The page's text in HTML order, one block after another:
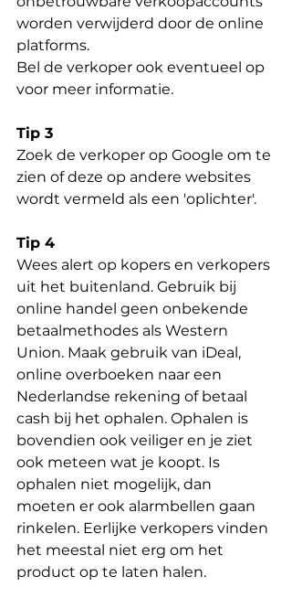
worden verwijderd door de online
platforms.
Bel de verkoper ook eventueel op
voor meer informatie.
Tip 3
Zoek de verkoper op Google om te
zien of deze op andere websites
wordt vermeld als een 'oplichter'.
Tip 4
Wees alert op kopers en verkopers
uit het buitenland. Gebruik bij
online handel geen onbekende
betaalmethodes als Western
Union. Maak gebruik van iDeal,
online overboeken naar een
Nederlandse rekening of betaal
cash bij het ophalen. Ophalen is
bovendien ook veiliger en je ziet
ook meteen wat je koopt. Is
ophalen niet mogelijk, dan
moeten er ook alarmbellen gaan
rinkelen. Eerlijke verkopers vinden
het meestal niet erg om het
product op te laten halen.